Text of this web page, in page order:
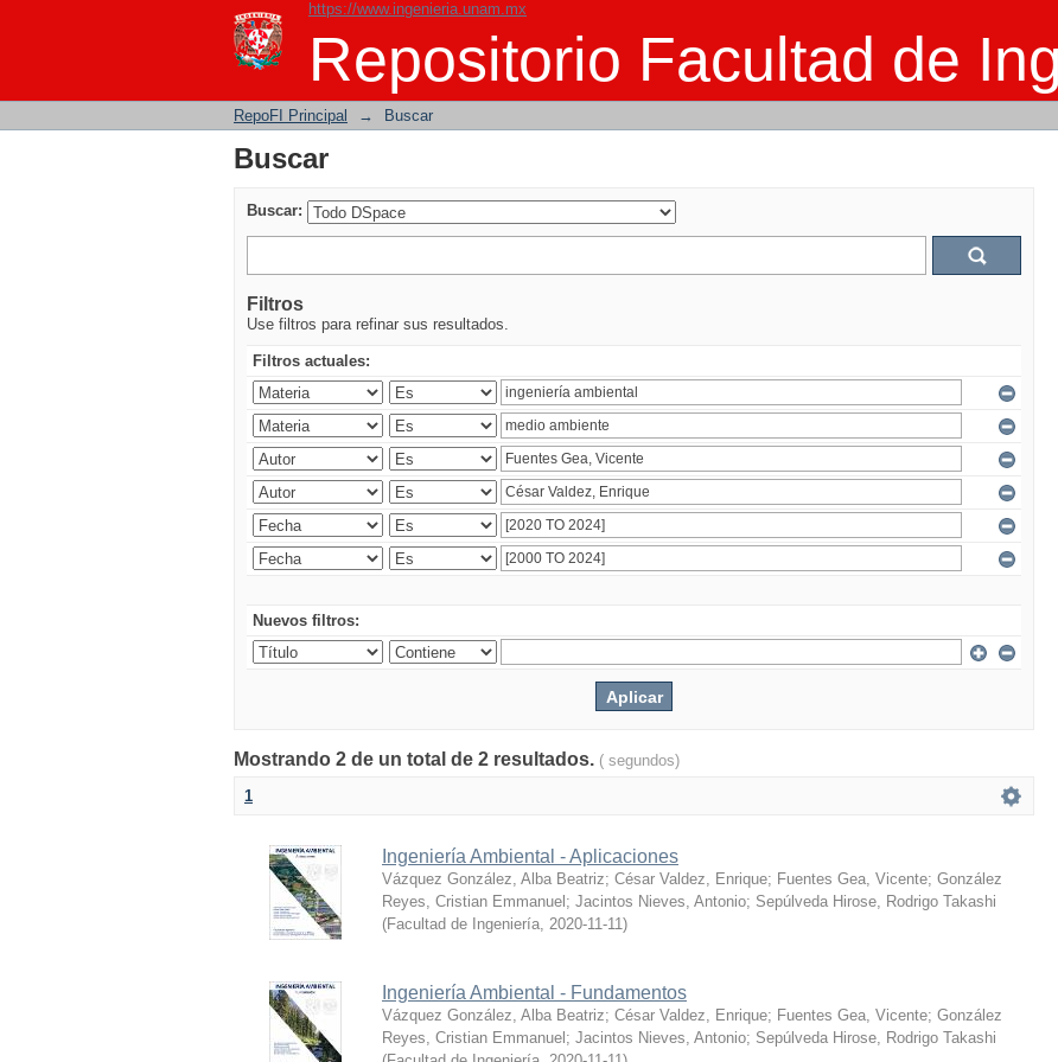
https://www.ingenieria.unam.mx
Repositorio Facultad de
Buscar
RepoFI Principal → Buscar
Buscar
Buscar:
Filtros
Use filtros para refinar sus resultados.
Filtros actuales:
Nuevos filtros:
Mostrando 2 de un total de 2 resultados. ( segundos)
1
Ingeniería Ambiental - Aplicaciones
Vázquez González, Alba Beatriz; César Valdez, Enrique; Fuentes Gea, Vicente; González
Reyes, Cristian Emmanuel ; Jacintos Nieves, Antonio; Sepúlveda Hirose, Rodrigo Takashi
(Facultad de Ingeniería, 2020-11-11)
Ingeniería Ambiental - Fundamentos
Vázquez González, Alba Beatriz; César Valdez, Enrique; Fuentes Gea, Vicente; González
Reyes, Cristian Emmanuel ; Jacintos Nieves, Antonio; Sepúlveda Hirose, Rodrigo Takashi